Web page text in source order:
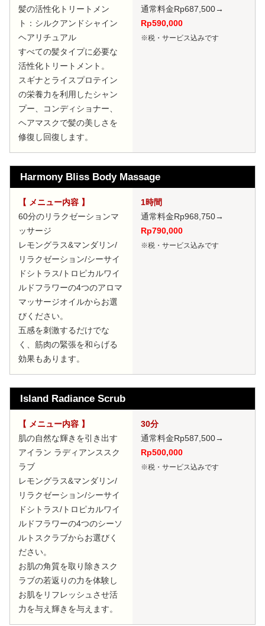
髪の活性化トリートメン
ト：シルクアンドシャイン
ヘアリチュアル
すべての髪タイプに必要な
活性化トリートメント。
スギナとライスプロテイン
の栄養力を利用したシャン
プー、コンディショナー、
ヘアマスクで髪の美しさを
修復し回復します。
通常料金Rp687,500→
Rp590,000
※税・サービス込みです
Harmony Bliss Body Massage
【 メニュー内容 】
60分のリラクゼーションマ
ッサージ
レモングラス&マンダリン/
リラクゼーション/シーサイ
ドシトラス/トロピカルワイ
ルドフラワーの4つのアロマ
マッサージオイルからお選
びください。
五感を刺激するだけでな
く、筋肉の緊張を和らげる
効果もあります。
1時間
通常料金Rp968,750→
Rp790,000
※税・サービス込みです
Island Radiance Scrub
【 メニュー内容 】
肌の自然な輝きを引き出す
アイラン ラディアンススク
ラブ
レモングラス&マンダリン/
リラクゼーション/シーサイ
ドシトラス/トロピカルワイ
ルドフラワーの4つのシーソ
ルトスクラブからお選びく
ださい。
お肌の角質を取り除きスク
ラブの若返りの力を体験し
お肌をリフレッシュさせ活
力を与え輝きを与えます。
30分
通常料金Rp587,500→
Rp500,000
※税・サービス込みです